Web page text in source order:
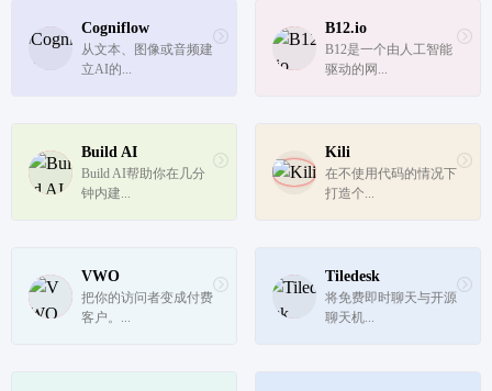
Cogniflow
从文本、图像或音频建
立AI的...
B12.io
B12是一个由人工智能
驱动的网...
Build AI
Build AI帮助你在几分
钟内建...
Kili
在不使用代码的情况下
打造个...
VWO
把你的访问者变成付费
客户。...
Tiledesk
将免费即时聊天与开源
聊天机...